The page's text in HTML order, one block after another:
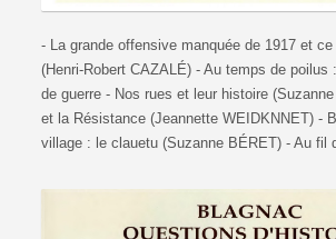
- La grande offensive manquée de 1917 et
(Henri-Robert CAZALÉ) - Au temps de poilus
de guerre - Nos rues et leur histoire
et la Résistance (Jeannette WEIDKNNET) -
village : le clauetu (Suzanne BÉRET) - Au fil